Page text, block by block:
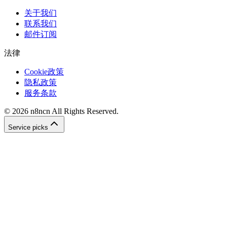
关于我们
联系我们
邮件订阅
法律
Cookie政策
隐私政策
服务条款
© 2026 n8ncn All Rights Reserved.
Service picks